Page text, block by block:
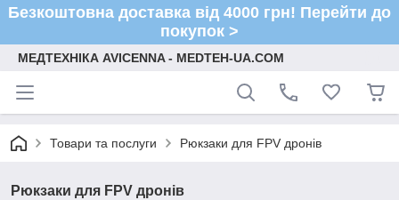
Безкоштовна доставка від 4000 грн! Перейти до
покупок >
МЕДТЕХНІКА AVICENNA - MEDTEH-UA.COM
Товари та послуги Рюкзаки для FPV дронів
Рюкзаки для FPV дронів